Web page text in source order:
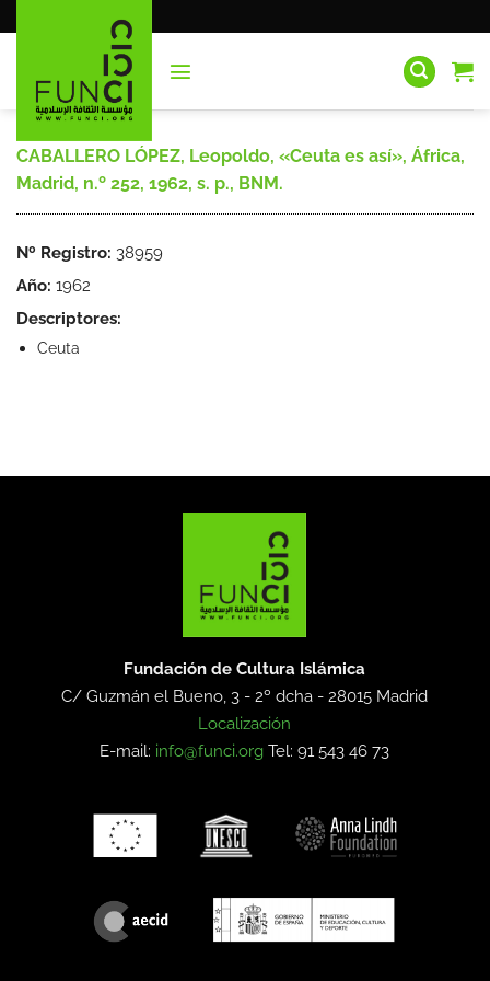
al
CABALLERO LÓPEZ, Leopoldo, «Ceuta es así», África,
Madrid, n.º 252, 1962, s. p., BNM.
Nº Registro: 38959
Año: 1962
Descriptores:
Ceuta
Fundación de Cultura Islámica
C/ Guzmán el Bueno, 3 - 2º dcha -28015 Madrid
Localización
E-mail: info@funci.org Tel: 91 543 46 73